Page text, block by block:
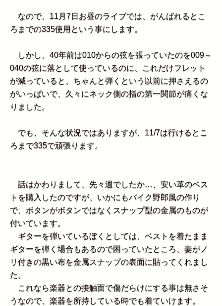
なので、11月7日お昼のライブでは、がんばれるとこ
ろまでの335使用という事にします。
しかし、40年前は010からの弦を張っていたのを009～
040の弦に落として使っているのに、これだけフレット
が減っていると、ちゃんと弾くという以前に押さえるの
がいっぱいで、久々にネック側の指の第一関節が痛くな
りました。
でも、そんな状況ではありますが、11/7は行けるとこ
ろまで335で頑張ります。
話はかわりまして、先々週でしたか…、安い革のベス
トを購入したのですが、いかにもバイク野郎風の作り
で、ボタンがボタンではなくスナップ型の金属のものが
付いています。
ギターを弾いているぼくとしては、ベストを着たまま
ギターを弾く場合もあるので困っていたところ、妻がノ
リ付きの黒い布を金属スナップの表面に貼ってくれまし
た。
これなら楽器との接触面で傷だらけにする事は無さそ
うなので、楽器を所持している時でも着ていけます。